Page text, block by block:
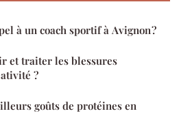
à un coach sportif à Avignon ?
et traiter les blessures
?
goûts de protéines en